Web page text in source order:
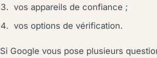
vos appareils de confiance ;
vos options de vérification.
Si Google vous pose plusieurs